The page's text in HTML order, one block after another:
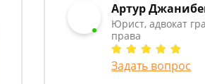
Артур
Юрист, адвокат
права
Задать вопрос